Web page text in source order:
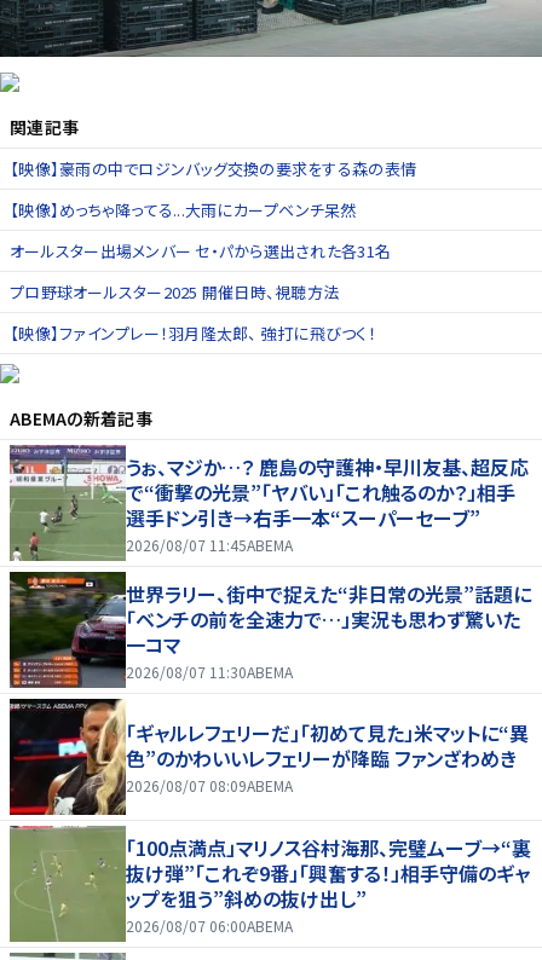
関連記事
【映像】豪雨の中でロジンバッグ交換の要求をする森の表情
【映像】めっちゃ降ってる...大雨にカープベンチ呆然
オールスター出場メンバー セ・パから選出された各31名
プロ野球オールスター2025 開催日時、視聴方法
【映像】ファインプレー！羽月隆太郎、 強打に飛びつく！
ABEMAの新着記事
うぉ、マジか…？ 鹿島の守護神・早川友基、超反応
で“衝撃の光景”「ヤバい」「これ触るのか？」相手
選手ドン引き→右手一本“スーパーセーブ”
2026/08/07 11:45ABEMA
世界ラリー、街中で捉えた“非日常の光景”話題に
「ベンチの前を全速力で…」実況も思わず驚いた
一コマ
2026/08/07 11:30ABEMA
「ギャルレフェリーだ」「初めて見た」米マットに“異
色”のかわいいレフェリーが降臨 ファンざわめき
2026/08/07 08:09ABEMA
「100点満点」マリノス谷村海那、完璧ムーブ→“裏
抜け弾”「これぞ9番」「興奮する！」相手守備のギャ
ップを狙う”斜めの抜け出し”
2026/08/07 06:00ABEMA